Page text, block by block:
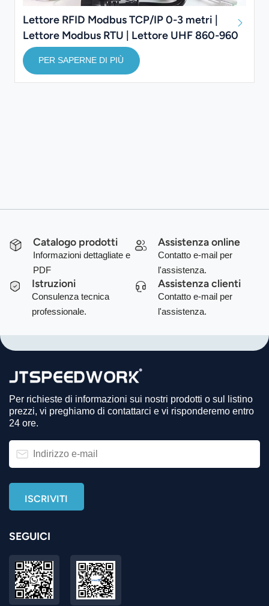
Lettore RFID Modbus TCP/IP 0-3 metri |
Lettore Modbus RTU | Lettore UHF 860-960
MHz
PER SAPERNE DI PIÙ
Catalogo prodotti
Informazioni dettagliate e
PDF
Assistenza online
Contatto e-mail per
l'assistenza.
Istruzioni
Consulenza tecnica
professionale.
Assistenza clienti
Contatto e-mail per
l'assistenza.
Per richieste di informazioni sui nostri prodotti o sul listino
prezzi, vi preghiamo di contattarci e vi risponderemo entro
24 ore.
SEGUICI